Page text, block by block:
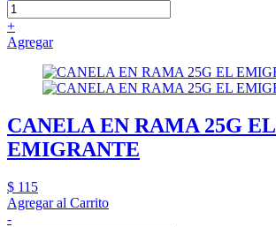
+
Agregar
CANELA EN RAMA 25G EL
EMIGRANTE
$ 115
Agregar al Carrito
-